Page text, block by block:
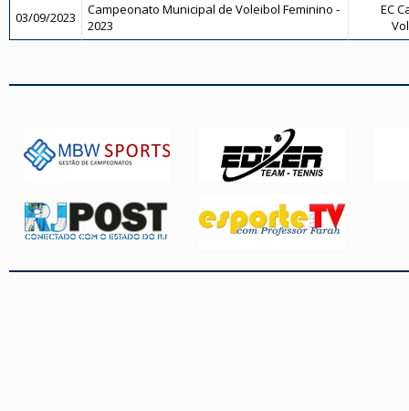
03/09/2023
Campeonato Municipal de Voleibol Feminino -
2023
EC